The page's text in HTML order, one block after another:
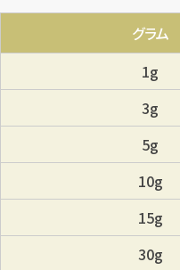
グラム
1g
3g
5g
10g
15g
30g